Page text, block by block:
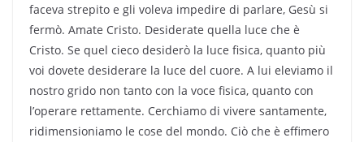
faceva strepito e gli voleva impedire di parlare, Gesù si
fermò. Amate Cristo. Desiderate quella luce che è
Cristo. Se quel cieco desiderò la luce fisica, quanto più
voi dovete desiderare la luce del cuore. A lui eleviamo il
nostro grido non tanto con la voce fisica, quanto con
l’operare rettamente. Cerchiamo di vivere santamente,
ridimensioniamo le cose del mondo. Ciò che è effimero